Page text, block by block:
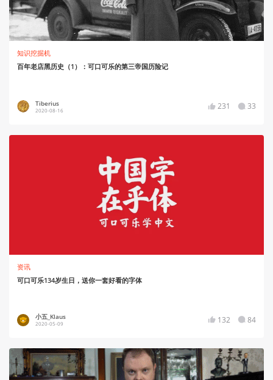
知识挖掘机
百年老店黑历史（1）：可口可乐的第三帝国历险记
Tiberius
2020-08-16 231 33
资讯
可口可乐134岁生日，送你一套好看的字体
小五_Klaus
2020-05-09 132 84